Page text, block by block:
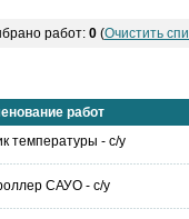
работ: 0 (Очистить
работ
температуры - с/у
САУО - с/у